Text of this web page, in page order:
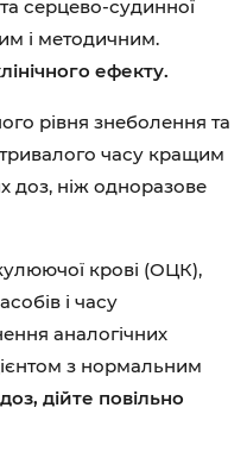
серцево-судинної
і методичним.
ефекту.
рівня знеболення та
часу кращим
доз, ніж одноразове
крові (ОЦК),
і часу
аналогічних
з нормальним
дійте повільно